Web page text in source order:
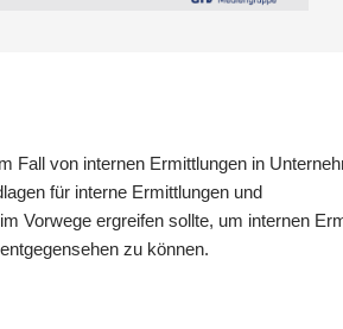
Fall von internen Ermittlungen in
für interne Ermittlungen und
Vorwege ergreifen sollte, um internen
zu können.